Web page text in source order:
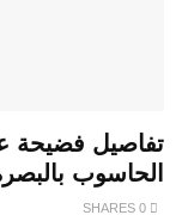
تفاصيل فضيحة
الحاسوب